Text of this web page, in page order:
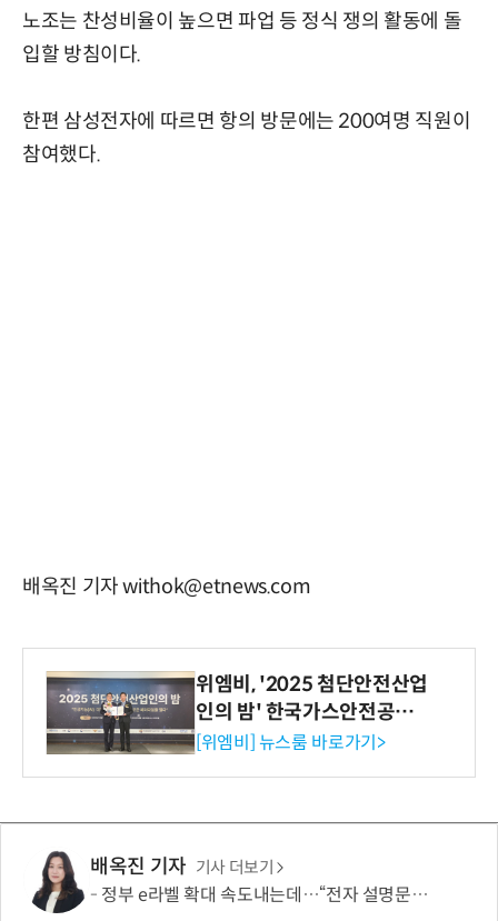
노조는 찬성비율이 높으면 파업 등 정식 쟁의 활동에 돌
입할 방침이다.
한편 삼성전자에 따르면 항의 방문에는 200여명 직원이
참여했다.
배옥진 기자 withok@etnews.com
위엠비, '2025 첨단안전산업
인의 밤' 한국가스안전공사
사장상 수상
[위엠비] 뉴스룸 바로가기>
배옥진 기자 기사 더보기
정부 e라벨 확대 속도내는데…“전자 설명문, 종이보다 불편”